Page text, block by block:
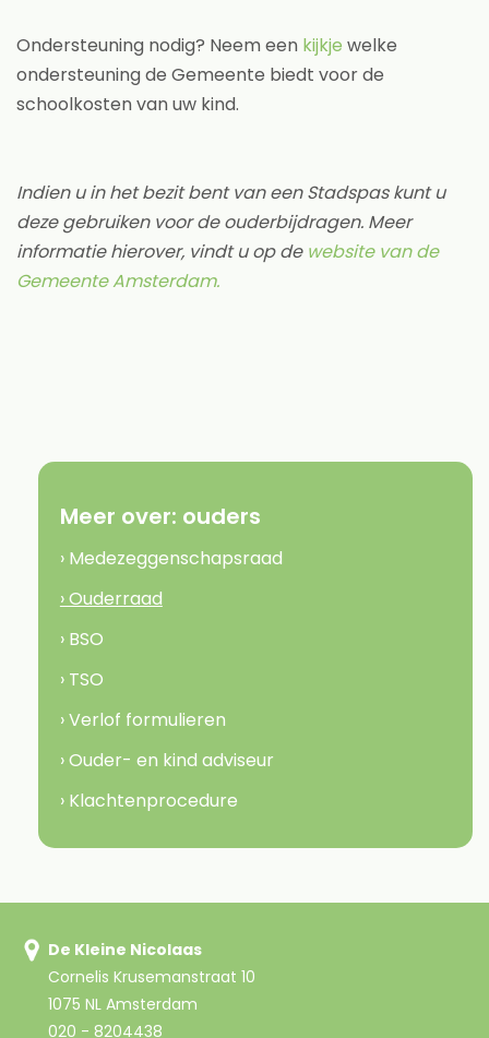
Ondersteuning nodig? Neem een kijkje welke
ondersteuning de Gemeente biedt voor de
schoolkosten van uw kind.
Indien u in het bezit bent van een Stadspas kunt u
deze gebruiken voor de ouderbijdragen. Meer
informatie hierover, vindt u op dewebsite van de
Gemeente Amsterdam.
Meer over: ouders
› Medezeggenschapsraad
› Ouderraad
› BSO
› TSO
› Verlof formulieren
› Ouder- en kind adviseur
› Klachtenprocedure
De Kleine Nicolaas
Cornelis Krusemanstraat 10
1075 NL Amsterdam
020 - 8204438